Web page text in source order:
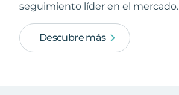
seguimiento líder en el mercado.
Descubre más